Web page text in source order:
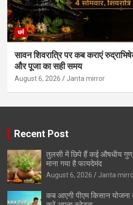
धर्म
सावन शिवरात्रि पर कब कराएं
और पूजा का सही समय
August 6, 2026 Janta mirror
Recent Post
तुलसी में छिपे हैं कई औषधीय गुण,
माना गया है फायदेमंद
August 6, 2026 Janta
कब आएगी पीएम किसान